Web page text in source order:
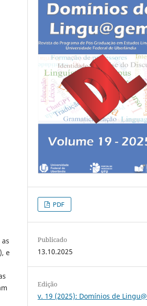
e
PDF
Publicado
13.10.2025
Edição
v. 19 (2025): Domínios de